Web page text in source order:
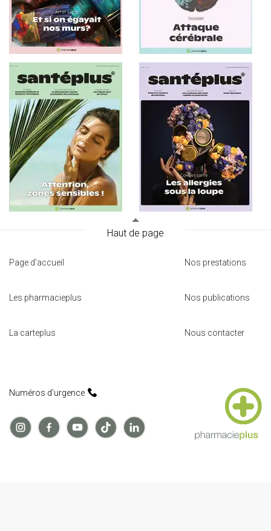
Haut de page
Page d'accueil
Les pharmacieplus
La carteplus
Nos prestations
Nos publications
Nous contacter
Numéros d’urgence